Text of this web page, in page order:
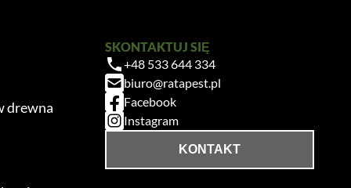
drewna
SKONTAKTUJ SIĘ
+48 533 644 334
biuro@ratapest.pl
Facebook
Instagram
KONTAKT